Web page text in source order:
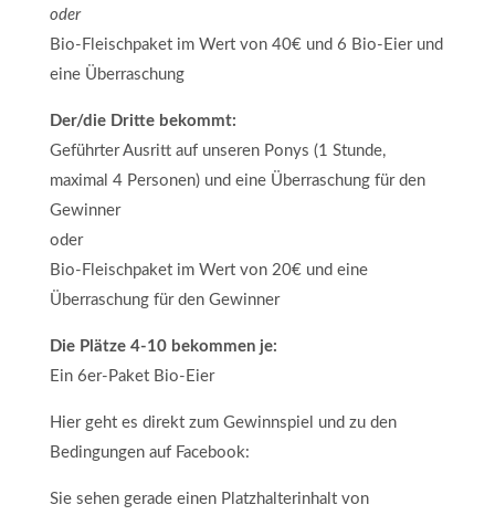
oder
Bio-Fleischpaket im Wert von 40€ und 6 Bio-Eier und
eine Überraschung
Der/die Dritte bekommt:
Geführter Ausritt auf unseren Ponys (1 Stunde,
maximal 4 Personen) und eine Überraschung für den
Gewinner
oder
Bio-Fleischpaket im Wert von 20€ und eine
Überraschung für den Gewinner
Die Plätze 4-10 bekommen je:
Ein 6er-Paket Bio-Eier
Hier geht es direkt zum Gewinnspiel und zu den
Bedingungen auf Facebook:
Sie sehen gerade einen Platzhalterinhalt von